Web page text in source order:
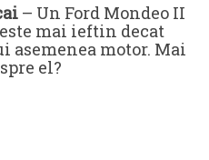
– Un Ford Mondeo II
mai ieftin decat
motor. Mai
el?